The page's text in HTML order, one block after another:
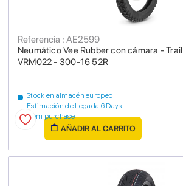
Neumático Vee Rubber con cámara -
VRM022 - 300-16 52R
Referencia : AE2599
Stock en almacén europeo
Estimación de llegada 6 Days
from purchase
AÑADIR AL CARRITO